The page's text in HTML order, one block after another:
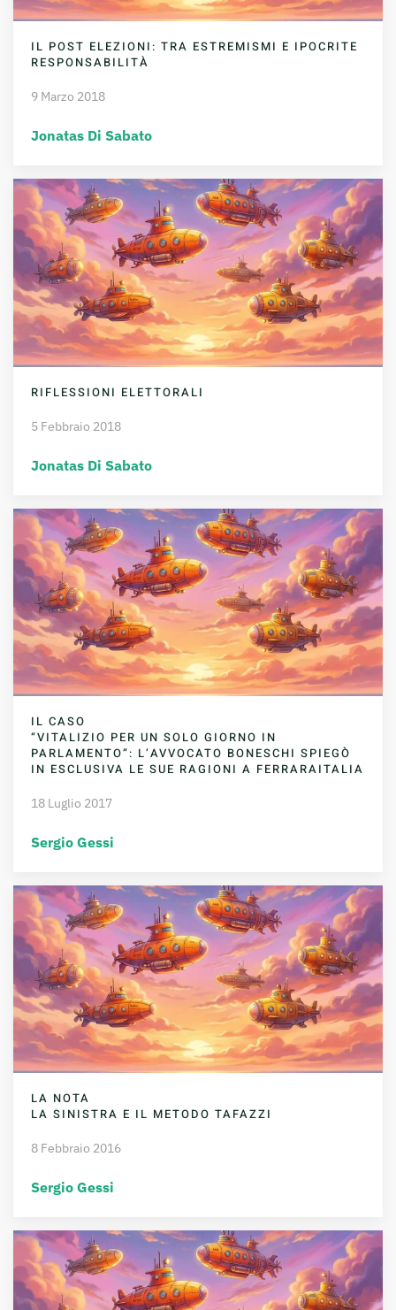
IL POST ELEZIONI: TRA ESTREMISMI E IPOCRITE
RESPONSABILITÀ
9 Marzo 2018
Jonatas Di Sabato
RIFLESSIONI ELETTORALI
5 Febbraio 2018
Jonatas Di Sabato
IL CASO
“VITALIZIO PER UN SOLO GIORNO IN
PARLAMENTO”: L’AVVOCATO BONESCHI SPIEGÒ
IN ESCLUSIVA LE SUE RAGIONI A FERRARAITALIA
18 Luglio 2017
Sergio Gessi
LA NOTA
LA SINISTRA E IL METODO TAFAZZI
8 Febbraio 2016
Sergio Gessi